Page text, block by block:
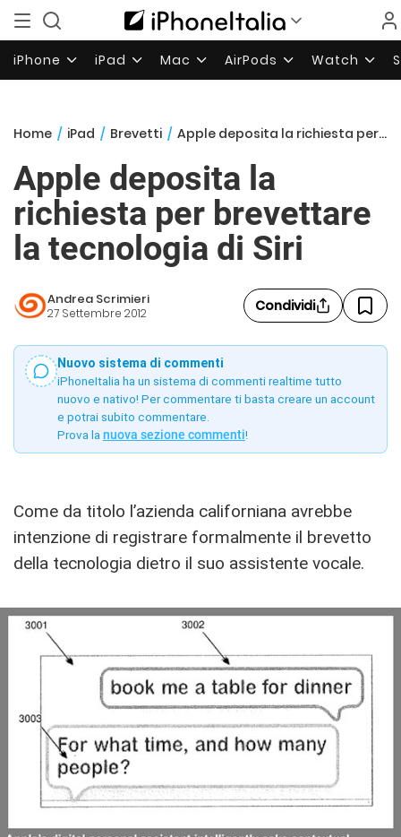
iPhone iPad Mac AirPods Watch
Home / iPad / Brevetti / Apple deposita la richiesta per brevettare la tecnologia di Siri
Apple deposita la
richiesta per brevettare
la tecnologia di Siri
Andrea Scrimieri
27 Settembre 2012 Condividi
Nuovo sistema di commenti
iPhoneItalia ha un sistema di commenti realtime tutto
nuovo e nativo! Per commentare ti basta creare un account
e potrai subito commentare.
Prova la nuova sezione commenti!
Come da titolo l’azienda californiana avrebbe
intenzione di registrare formalmente il brevetto
della tecnologia dietro il suo assistente vocale.